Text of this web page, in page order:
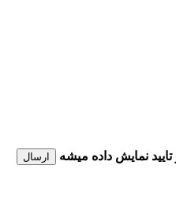
نمایش داده میشه ارسال